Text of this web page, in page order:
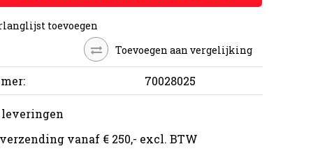
toevoegen
Toevoegen aan vergelijking
70028025
vanaf € 250,- excl. BTW